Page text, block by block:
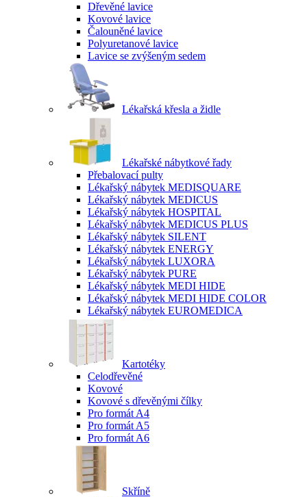
Dřevěné lavice
Kovové lavice
Čalouněné lavice
Polyuretanové lavice
Lavice se zvýšeným sedem
Lékařská křesla a židle
Lékařské nábytkové řady
Přebalovací pulty
Lékařský nábytek MEDISQUARE
Lékařský nábytek MEDICUS
Lékařský nábytek HOSPITAL
Lékařský nábytek MEDICUS PLUS
Lékařský nábytek SILENT
Lékařský nábytek ENERGY
Lékařský nábytek LUXORA
Lékařský nábytek PURE
Lékařský nábytek MEDI HIDE
Lékařský nábytek MEDI HIDE COLOR
Lékařský nábytek EUROMEDICA
Kartotéky
Celodřevěné
Kovové
Kovové s dřevěnými čílky
Pro formát A4
Pro formát A5
Pro formát A6
Skříně